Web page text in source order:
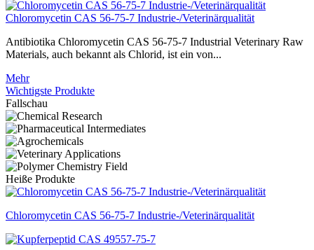
Chloromycetin CAS 56-75-7 Industrie-/Veterinärqualität
Antibiotika Chloromycetin CAS 56-75-7 Industrial Veterinary Raw
Materials, auch bekannt als Chlorid, ist ein von...
Mehr
Wichtigste Produkte
Fallschau
Heiße Produkte
Chloromycetin CAS 56-75-7 Industrie-/Veterinärqualität